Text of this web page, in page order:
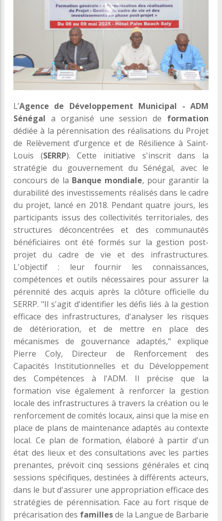
L’Agence de Développement Municipal - ADM
Sénégal a organisé une session de formation
dédiée à la pérennisation des réalisations du Projet
de Relèvement d’urgence et de Résilience à Saint-
Louis (SERRP). Cette initiative s'inscrit dans la
stratégie du gouvernement du Sénégal, avec le
concours de la Banque mondiale, pour garantir la
durabilité des investissements réalisés dans le cadre
du projet, lancé en 2018. Pendant quatre jours, les
participants issus des collectivités territoriales, des
structures déconcentrées et des communautés
bénéficiaires ont été formés sur la gestion post-
projet du cadre de vie et des infrastructures.
L'objectif : leur fournir les connaissances,
compétences et outils nécessaires pour assurer la
pérennité des acquis après la clôture officielle du
SERRP. "Il s'agit d'identifier les défis liés à la gestion
efficace des infrastructures, d'analyser les risques
de détérioration, et de mettre en place des
mécanismes de gouvernance adaptés," explique
Pierre Coly, Directeur de Renforcement des
Capacités Institutionnelles et du Développement
des Compétences à l'ADM. Il précise que la
formation vise également à renforcer la gestion
locale des infrastructures à travers la création ou le
renforcement de comités locaux, ainsi que la mise en
place de plans de maintenance adaptés au contexte
local. Ce plan de formation, élaboré à partir d'un
état des lieux et des consultations avec les parties
prenantes, prévoit cinq sessions générales et cinq
sessions spécifiques, destinées à différents acteurs,
dans le but d'assurer une appropriation efficace des
stratégies de pérennisation. Face au fort risque de
précarisation des famillesde la Langue de Barbarie